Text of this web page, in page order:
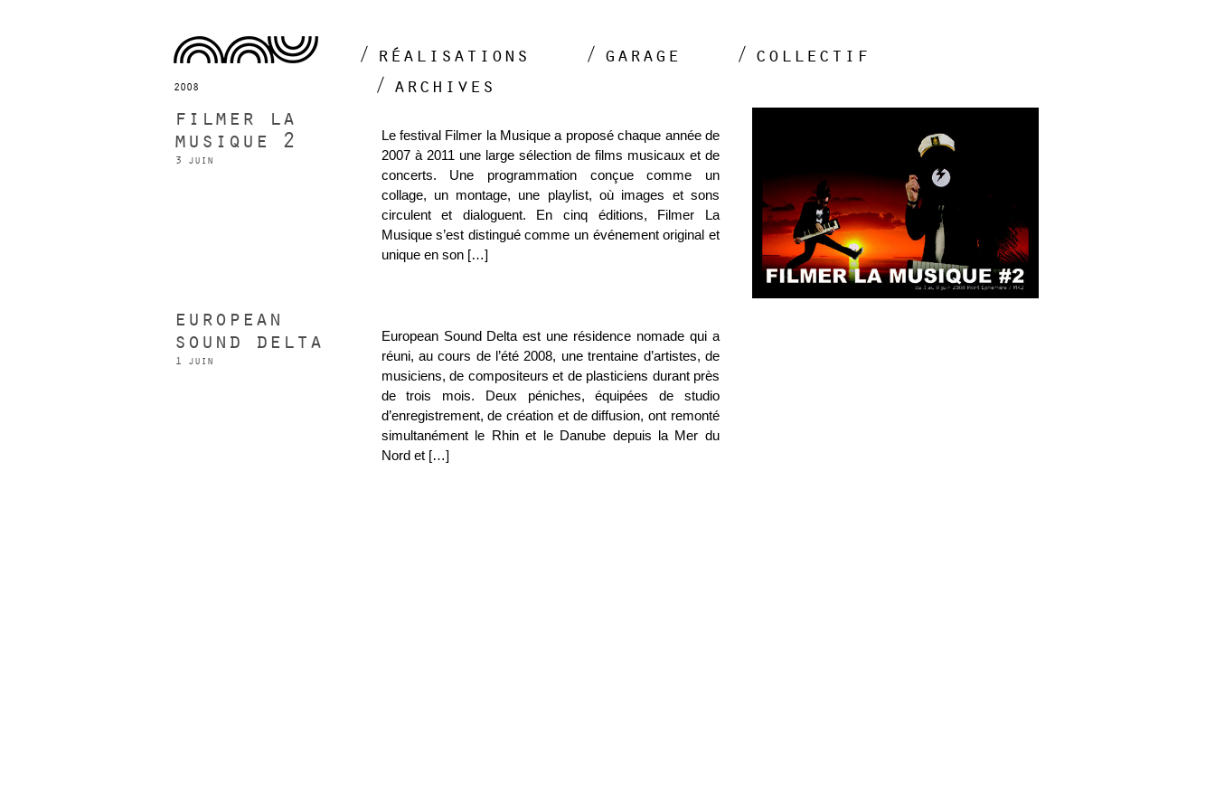
réalisations garage
collectif
archives
2008
filmer la
musique 2
3 juin
Le festival Filmer la Musique a proposé chaque année de
2007 à 2011 une large sélection de films musicaux et de
concerts. Une programmation conçue comme un
collage, un montage, une playlist, où images et sons
circulent et dialoguent. En cinq éditions, Filmer La
Musique s’est distingué comme un événement original et
unique en son […]
european
sound delta
1 juin
European Sound Delta est une résidence nomade qui a
réuni, au cours de l’été 2008, une trentaine d’artistes, de
musiciens, de compositeurs et de plasticiens durant près
de trois mois. Deux péniches, équipées de studio
d’enregistrement, de création et de diffusion, ont remonté
simultanément le Rhin et le Danube depuis la Mer du
Nord et […]